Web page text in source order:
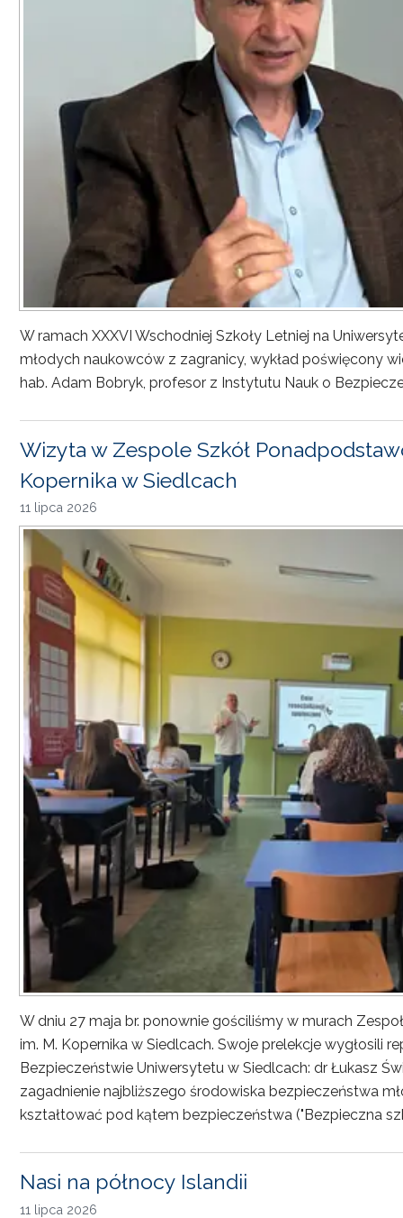
W ramach XXXVI Wschodniej Szkoły Letniej na
młodych naukowców z zagranicy, wykład poświęcony
hab. Adam Bobryk, profesor z Instytutu Nauk o
Wizyta w Zespole Szkół
Kopernika w Siedlcach
11 lipca 2026
W dniu 27 maja br. ponownie gościliśmy w murach
im. M. Kopernika w Siedlcach. Swoje prelekcje wygłosili
Bezpieczeństwie Uniwersytetu w Siedlcach: dr Łukasz
zagadnienie najbliższego środowiska bezpieczeństwa
kształtować pod kątem bezpieczeństwa ("Bezpieczna
Nasi na północy Islandii
11 lipca 2026